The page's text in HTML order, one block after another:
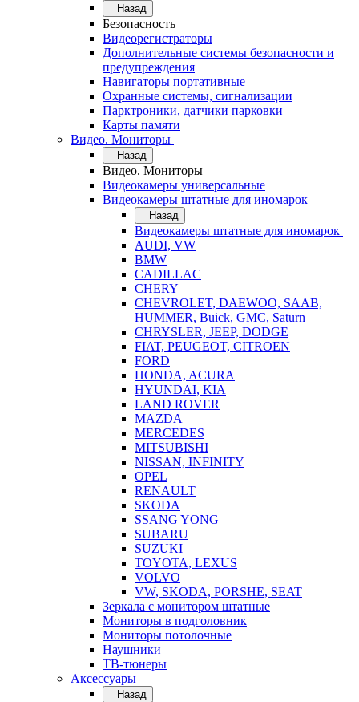
Назад
Безопасность
Видеорегистраторы
Дополнительные системы безопасности и
предупреждения
Навигаторы портативные
Охранные системы, сигнализации
Парктроники, датчики парковки
Карты памяти
Видео. Мониторы
Назад
Видео. Мониторы
Видеокамеры универсальные
Видеокамеры штатные для иномарок
Назад
Видеокамеры штатные для иномарок
AUDI, VW
BMW
CADILLAC
CHERY
CHEVROLET, DAEWOO, SAAB,
HUMMER, Buick, GMC, Saturn
CHRYSLER, JEEP, DODGE
FIAT, PEUGEOT, CITROEN
FORD
HONDA, ACURA
HYUNDAI, KIA
LAND ROVER
MAZDA
MERCEDES
MITSUBISHI
NISSAN, INFINITY
OPEL
RENAULT
SKODA
SSANG YONG
SUBARU
SUZUKI
TOYOTA, LEXUS
VOLVO
VW, SKODA, PORSHE, SEAT
Зеркала с монитором штатные
Мониторы в подголовник
Мониторы потолочные
Наушники
ТВ-тюнеры
Аксессуары
Назад